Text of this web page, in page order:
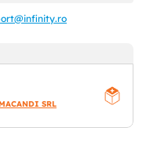
SRL